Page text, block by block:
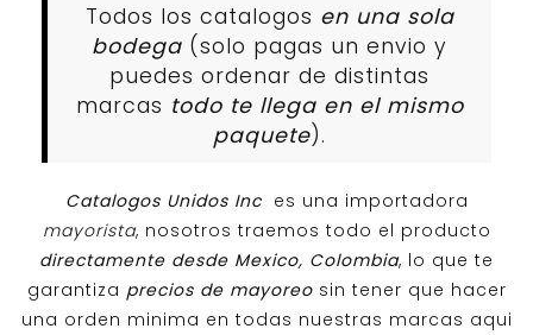
Todos los catalogos en una sola
bodega (solo pagas un envio y
puedes ordenar de distintas
marcas todo te llega en el mismo
paquete).
Catalogos Unidos Inc es una importadora
mayorista, nosotros traemos todo el producto
directamente desde Mexico, Colombia, lo que te
garantiza precios de mayoreosin tener que hacer
una orden minima en todas nuestras marcas aqui